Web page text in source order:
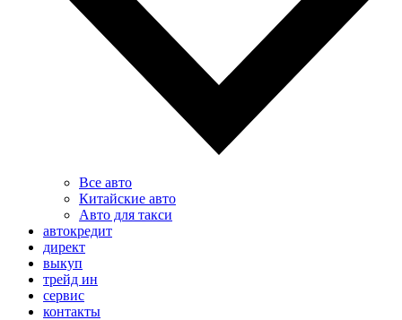
Все авто
Китайские авто
Авто для такси
автокредит
директ
выкуп
трейд ин
сервис
контакты